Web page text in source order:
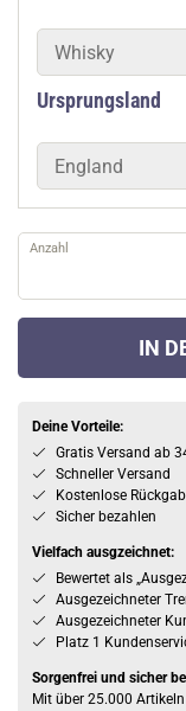
Whisky
Ursprungsland
England
Anzahl
IN
Deine Vorteile:
Gratis Versand ab
Schneller Versand
Kostenlose
Sicher bezahlen
Vielfach ausgzeichnet:
Bewertet als
Ausgezeichneter
Ausgezeichneter
Platz 1
Sorgenfrei und sicher
Mit über 25.000